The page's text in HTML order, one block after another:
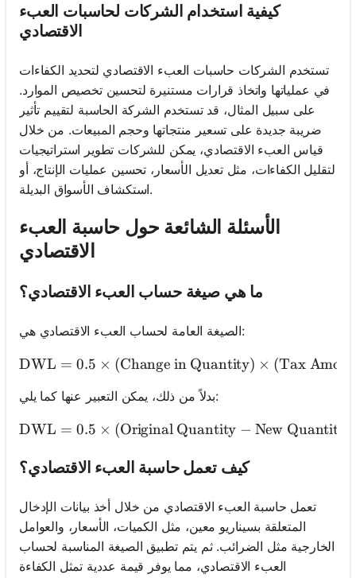
كيفية استخدام الشركات لحاسبات العبء
الاقتصادي
تستخدم الشركات حاسبات العبء الاقتصادي لتحديد الكفاءات
في عملياتها واتخاذ قرارات مستنيرة لتحسين تخصيص الموارد.
على سبيل المثال، قد تستخدم الشركة الحاسبة لتقييم تأثير
ضريبة جديدة على تسعير منتجاتها وحجم المبيعات. من خلال
قياس العبء الاقتصادي، يمكن للشركات تطوير استراتيجيات
لتقليل الكفاءات، مثل تعديل الأسعار، تحسين عمليات الإنتاج، أو
استكشاف الأسواق البديلة.
الأسئلة الشائعة حول حاسبة العبء
الاقتصادي
ما هي صيغة حساب العبء الاقتصادي؟
الصيغة العامة لحساب العبء الاقتصادي هي:
\text{DWL} = 0.5
DWL = 0.5 × (Change in Quantity) × (Tax
بدلاً من ذلك، يمكن التعبير عنها كما يلي:
DWL = 0.5 × (Original Quantity − New Quantity
كيف تعمل حاسبة العبء الاقتصادي؟
تعمل حاسبة العبء الاقتصادي من خلال أخذ بيانات الإدخال
المتعلقة بسيناريو معين، مثل الكميات، الأسعار، والعوامل
الخارجية مثل الضرائب. ثم يتم تطبيق الصيغة المناسبة لحساب
العبء الاقتصادي، مما يوفر قيمة عددية تمثل الكفاءة